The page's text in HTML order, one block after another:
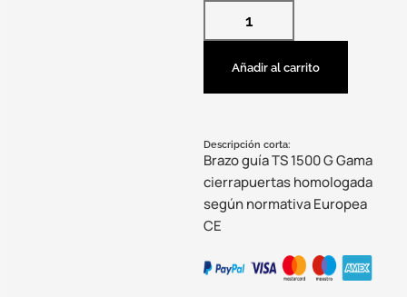
Añadir al carrito
Descripción corta:
Brazo guía TS 1500 G Gama
cierrapuertas homologada
según normativa Europea
CE